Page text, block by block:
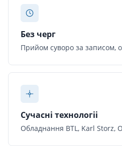
Без черг
Прийом суворо за записом,
Сучасні технологіі
Обладнання BTL, Karl Storz,